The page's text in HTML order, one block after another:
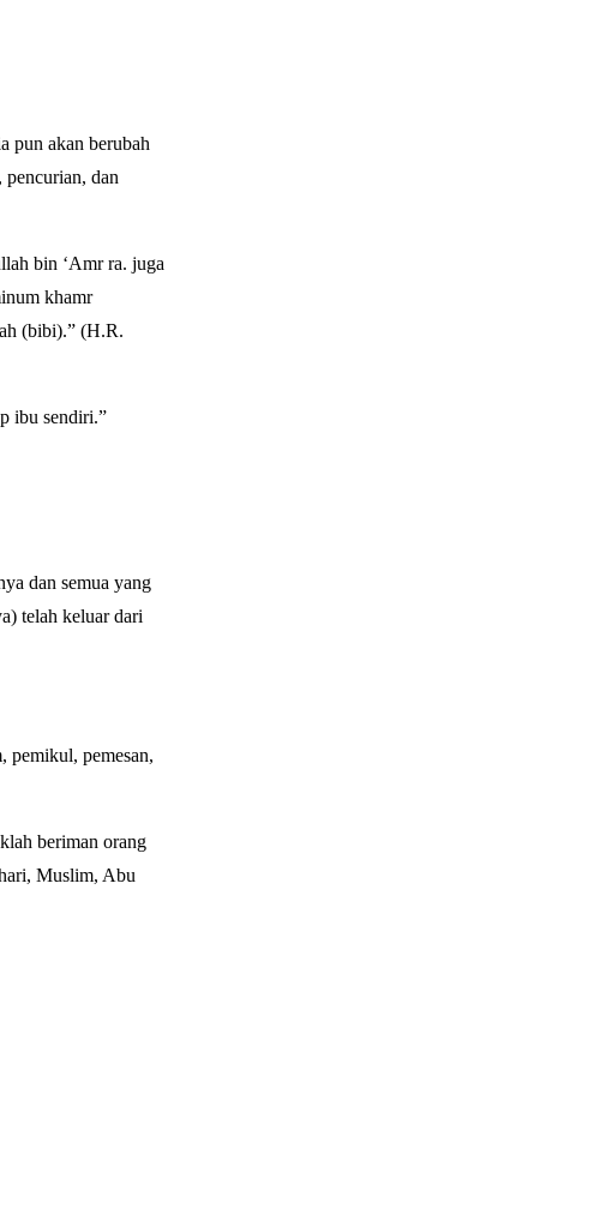
pun akan berubah
pencurian, dan
bin ‘Amr ra. juga
khamr
(bibi).” (H.R.
ibu sendiri.”
dan semua yang
telah keluar dari
Muslim, Abu